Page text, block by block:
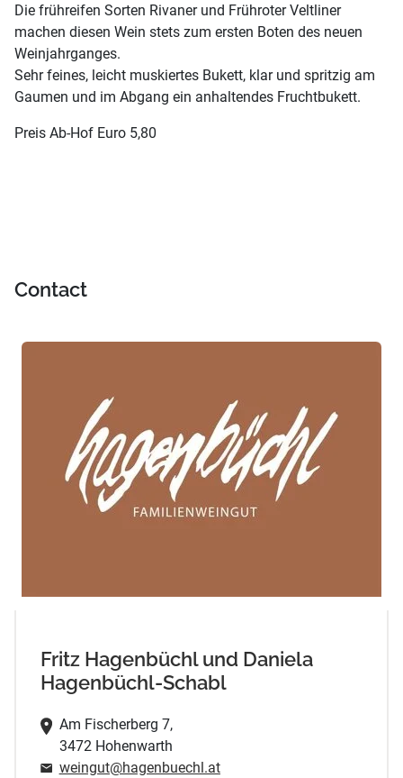
Die frühreifen Sorten Rivaner und Frühroter Veltliner
machen diesen Wein stets zum ersten Boten des neuen
Weinjahrganges.
Sehr feines, leicht muskiertes Bukett, klar und spritzig am
Gaumen und im Abgang ein anhaltendes Fruchtbukett.
Preis Ab-Hof Euro 5,80
Contact
Fritz Hagenbüchl und Daniela
Hagenbüchl-Schabl
Am Fischerberg 7,
3472 Hohenwarth
weingut@hagenbuechl.at